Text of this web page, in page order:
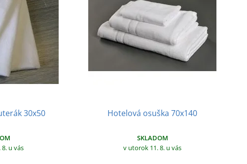
30x50
8. u vás
Hotelová osuška 70x140
SKLADOM
v utorok 11. 8. u vás